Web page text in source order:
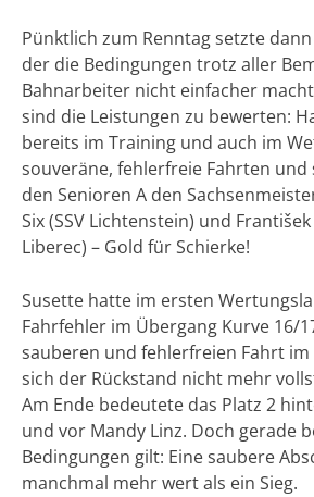
Pünktlich zum Renntag setzte
der die Bedingungen trotz aller
Bahnarbeiter nicht einfacher
sind die Leistungen zu bewerten:
bereits im Training und auch im
souveräne, fehlerfreie Fahrten und
den Senioren A den
Six (SSV Lichtenstein) und
Liberec) – Gold für Schierke!
Susette hatte im ersten
Fahrfehler im Übergang Kurve 16/
sauberen und fehlerfreien Fahrt im
sich der Rückstand nicht mehr
Am Ende bedeutete das Platz 2
und vor Mandy Linz. Doch gerade
Bedingungen gilt: Eine saubere
manchmal mehr wert als ein Sieg.